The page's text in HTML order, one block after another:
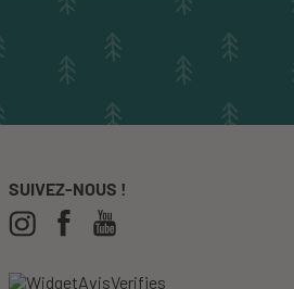
SUIVEZ-NOUS !